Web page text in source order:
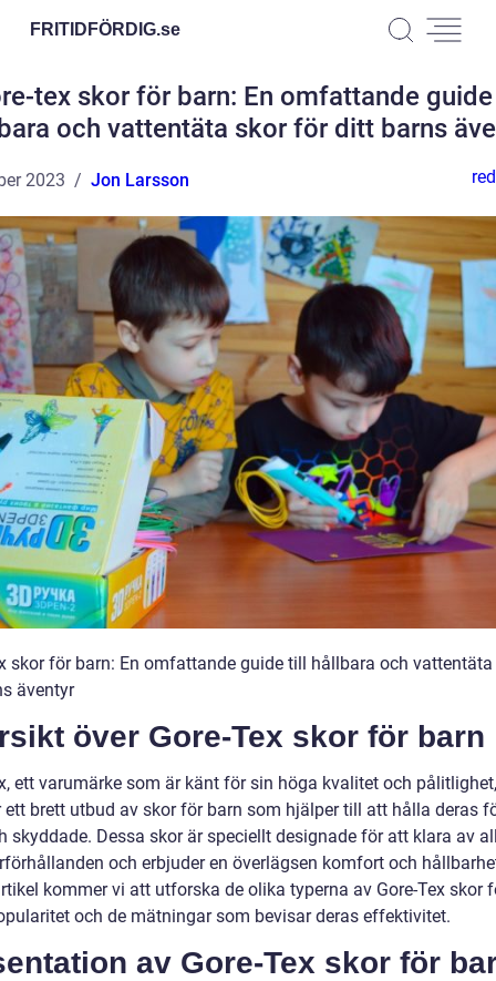
FRITIDFÖRDIG.se
tex skor för barn: En omfattande
och vattentäta skor för ditt barns
2023 Jon Larsson
skor för barn: En omfattande guide till hållbara och
äventyr
över Gore-Tex skor för barn
ett varumärke som är känt för sin höga kvalitet och pålitlighet,
ett brett utbud av skor för barn som hjälper till att hålla deras
skyddade. Dessa skor är speciellt designade för att klara av
och erbjuder en överlägsen komfort och
kommer vi att utforska de olika typerna av Gore-Tex skor
och de mätningar som bevisar deras effektivitet.
av Gore-Tex skor för